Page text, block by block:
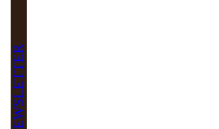
NEWSLETTER